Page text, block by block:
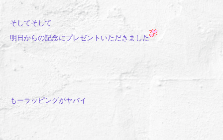
そしてそして
明日からの記念にプレゼントいただきました
もーラッピングがヤバイ